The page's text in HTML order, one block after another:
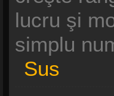
lucru şi
simplu
Sus